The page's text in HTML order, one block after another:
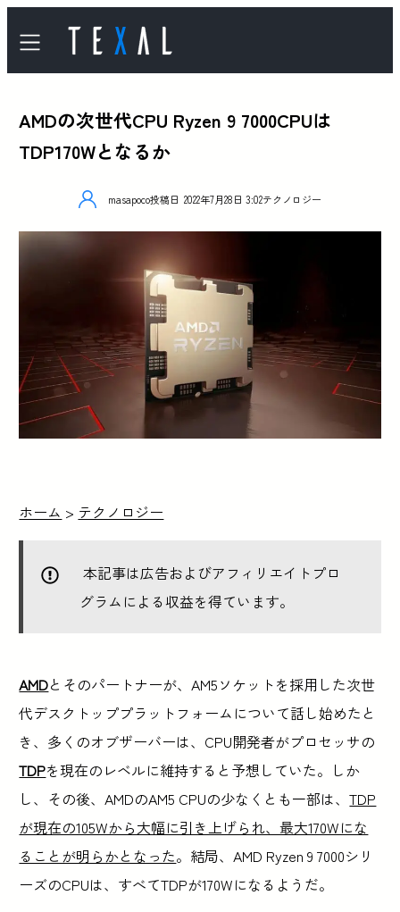
AMDの次世代CPU Ryzen 9 7000CPUは
TDP170Wとなるか
masapoco投稿日 2022年7月28日 3:02テクノロジー
ホーム > テクノロジー
本記事は広告およびアフィリエイトプロ
グラムによる収益を得ています。
AMDとそのパートナーが、AM5ソケットを採用した次世
代デスクトッププラットフォームについて話し始めたと
き、多くのオブザーバーは、CPU開発者がプロセッサの
TDPを現在のレベルに維持すると予想していた。しか
し、その後、AMDのAM5 CPUの少なくとも一部は、TDP
が現在の105Wから大幅に引き上げられ、最大170Wにな
ることが明らかとなった。結局、AMD Ryzen 9 7000シリ
ーズのCPUは、すべてTDPが170Wになるようだ。